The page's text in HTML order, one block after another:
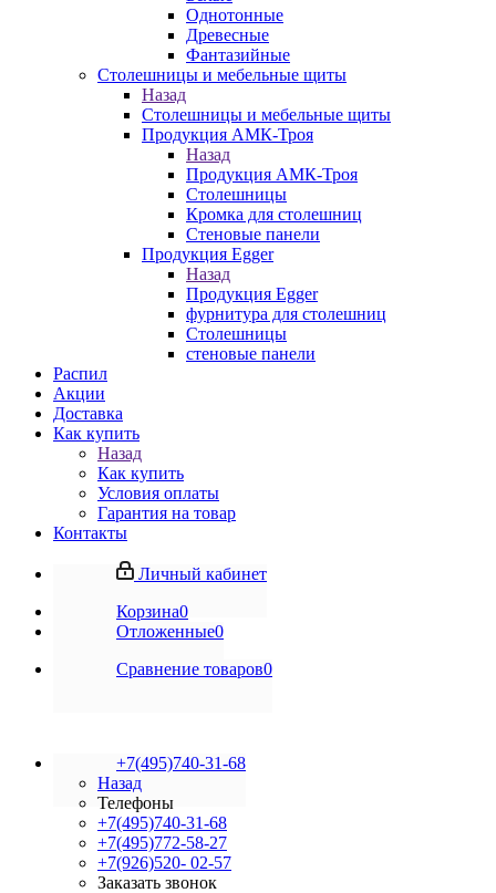
Однотонные
Древесные
Фантазийные
Столешницы и мебельные щиты
Назад
Столешницы и мебельные щиты
Продукция АМК-Троя
Назад
Продукция АМК-Троя
Столешницы
Кромка для столешниц
Стеновые панели
Продукция Egger
Назад
Продукция Egger
фурнитура для столешниц
Столешницы
стеновые панели
Распил
Акции
Доставка
Как купить
Назад
Как купить
Условия оплаты
Гарантия на товар
Контакты
Личный кабинет
Корзина0
Отложенные0
Сравнение товаров0
+7(495)740-31-68
Назад
Телефоны
+7(495)740-31-68
+7(495)772-58-27
+7(926)520- 02-57
Заказать звонок